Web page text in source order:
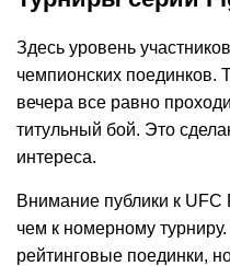
Здесь уровень
чемпионских поединков.
вечера все равно
титульный бой. Это
интереса.
Внимание публики к
чем к номерному
рейтинговые поединки,